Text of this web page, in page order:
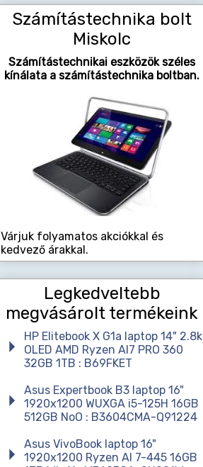
Számítástechnika bolt
Miskolc
Számítástechnikai eszközök széles
kínálata a számítástechnika boltban.
Várjuk folyamatos akciókkal és
kedvező árakkal.
Legkedveltebb
megvásárolt termékeink
HP Elitebook X G1a laptop 14" 2.8k
OLED AMD Ryzen AI7 PRO 360
32GB 1TB : B69FKET
Asus Expertbook B3 laptop 16"
1920x1200 WUXGA i5-125H 16GB
512GB NoO : B3604CMA-Q91224
Asus VivoBook laptop 16"
1920x1200 Ryzen AI 7-445 16GB